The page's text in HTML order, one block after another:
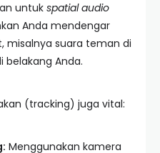
untuk spatial audio
Anda mendengar
misalnya suara teman di
belakang Anda.
(tracking) juga vital:
Menggunakan kamera